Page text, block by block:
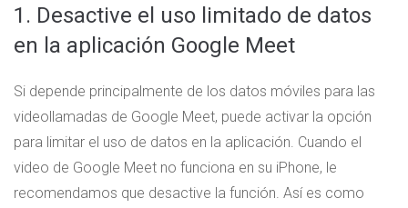
1. Desactive el uso limitado de datos
en la aplicación Google Meet
Si depende principalmente de los datos móviles para las
videollamadas de Google Meet, puede activar la opción
para limitar el uso de datos en la aplicación. Cuando el
video de Google Meet no funciona en su iPhone, le
recomendamos que desactive la función. Así es como